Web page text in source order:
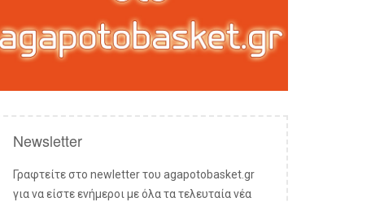
Newsletter
Γραφτείτε στο newletter του agapotobasket.gr
για να είστε ενήμεροι με όλα τα τελευταία νέα